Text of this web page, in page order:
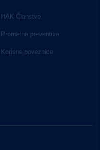
HAK Članstvo
Prometna preventiva
Korisne poveznice